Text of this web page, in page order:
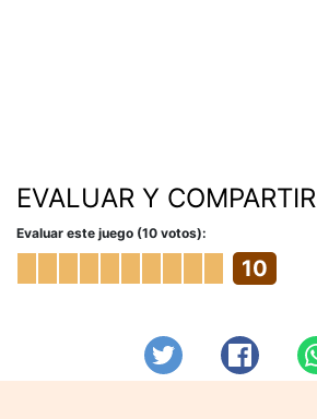
EVALUAR Y COMPARTIR
Evaluar este juego (10 votos):
10